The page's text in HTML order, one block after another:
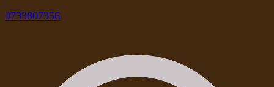
0733807356